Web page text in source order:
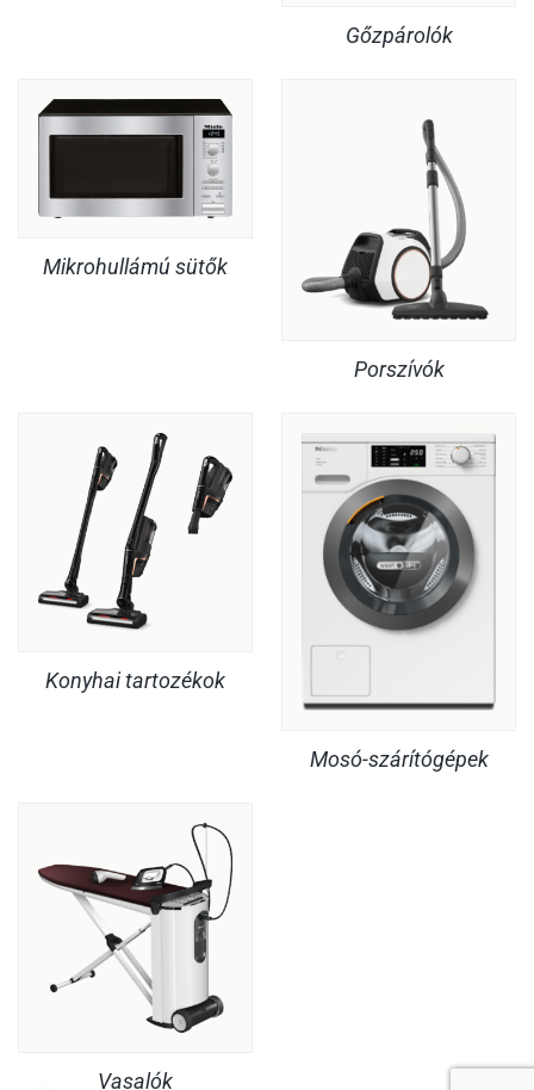
Gőzpárolók
Mikrohullámú sütők
Porszívók
Konyhai tartozékok
Mosó-szárítógépek
Vasalók